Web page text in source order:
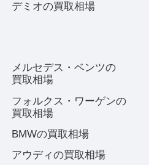
デミオの買取相場
メルセデス・ベンツの
買取相場
フォルクス・ワーゲンの
買取相場
BMWの買取相場
アウディの買取相場